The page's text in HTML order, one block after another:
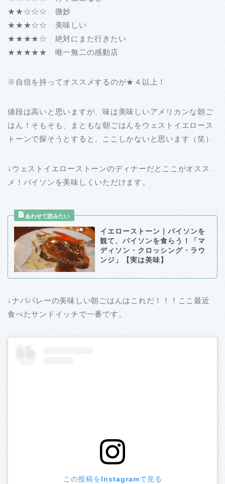
★★☆☆☆ 微妙
★★★☆☆ 美味しい
★★★★☆ 絶対にまた行きたい
★★★★★ 唯一無二の感動店
※自信を持ってオススメするのが★４以上！
値段は高いと思いますが、味は美味しいアメリカンな朝ご
はん！そもそも、まともな朝ごはんをウェストイエロース
トーンで探そうとすると、ここしかないと思います（笑）
↓ウェストイエローストーンのディナーだとここがオスス
メ！バイソンを美味しくいただけます。
イエローストーン｜バイソンを
観て、バイソンを食らう！「マ
ディソン・クロッシング・ラウ
ンジ」【実は美味】
↓ナパバレーの美味しい朝ごはんはこれだ！！！ここ最近
食べたサンドイッチで一番です。
この投稿をInstagramで見る